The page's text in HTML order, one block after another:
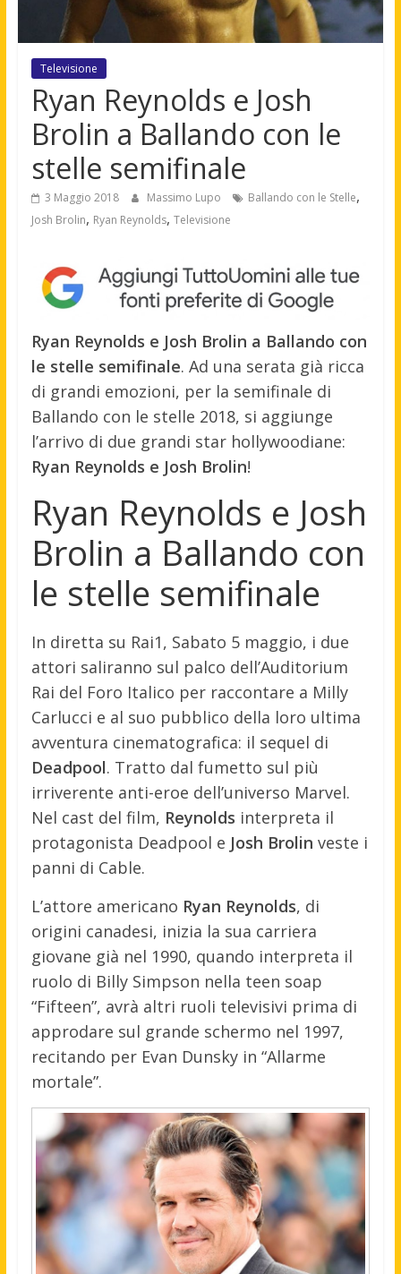
Televisione
Ryan Reynolds e Josh
Brolin a Ballando con le
stelle semifinale
3 Maggio 2018 Massimo Lupo Ballando con le Stelle,
Josh Brolin, Ryan Reynolds, Televisione
Ryan Reynolds e Josh Brolin a Ballando con
le stelle semifinale. Ad una serata già ricca
di grandi emozioni, per la semifinale di
Ballando con le stelle 2018, si aggiunge
l’arrivo di due grandi star hollywoodiane:
Ryan Reynolds e Josh Brolin!
Ryan Reynolds e Josh
Brolin a Ballando con
le stelle semifinale
In diretta su Rai1, Sabato 5 maggio, i due
attori saliranno sul palco dell’Auditorium
Rai del Foro Italico per raccontare a Milly
Carlucci e al suo pubblico della loro ultima
avventura cinematografica: il sequel di
Deadpool. Tratto dal fumetto sul più
irriverente anti-eroe dell’universo Marvel.
Nel cast del film, Reynolds interpreta il
protagonista Deadpool e Josh Brolin veste i
panni di Cable.
L’attore americano Ryan Reynolds, di
origini canadesi, inizia la sua carriera
giovane già nel 1990, quando interpreta il
ruolo di Billy Simpson nella teen soap
“Fifteen”, avrà altri ruoli televisivi prima di
approdare sul grande schermo nel 1997,
recitando per Evan Dunsky in “Allarme
mortale”.